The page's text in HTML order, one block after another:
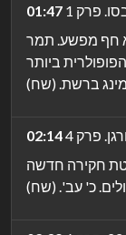
01:47
פרק 1
חף מפשע. תמר
ביותר
02:14
פרק 4
חקירה חדשה